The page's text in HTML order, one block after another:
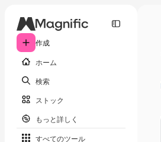
作成
ホーム
検索
ストック
もっと詳しく
すべてのツール